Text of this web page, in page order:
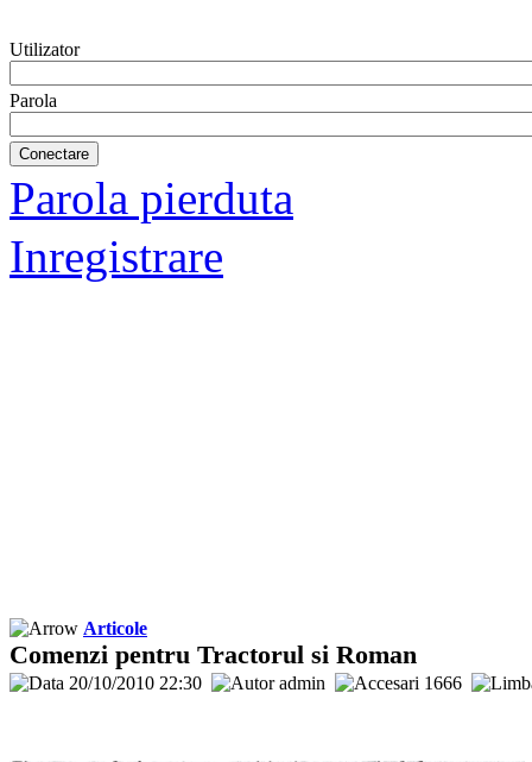
Utilizator
Parola
Parola pierduta
Inregistrare
Articole
Comenzi pentru Tractorul si Roman
20/10/2010 22:30 admin 1666